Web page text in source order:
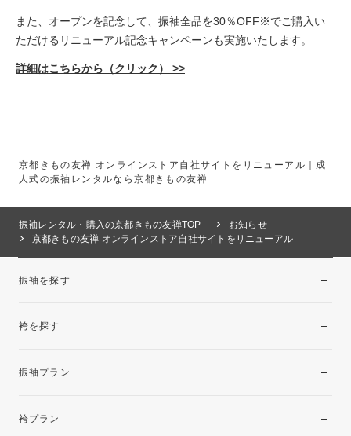
また、オープンを記念して、振袖全品を30％OFF※でご購入い
ただけるリニューアル記念キャンペーンも実施いたします。
詳細はこちらから（クリック） >>
京都きもの友禅 オンラインストア自社サイトをリニューアル｜成
人式の振袖レンタルなら京都きもの友禅
振袖レンタル・購入の京都きもの友禅TOP
お知らせ
京都きもの友禅 オンラインストア自社サイトをリニューアル
振袖を探す
袴を探す
振袖プラン
レンタルプラン
袴プラン